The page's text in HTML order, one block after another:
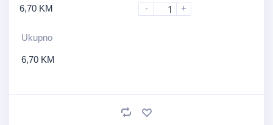
6,70 KM - +
Ukupno
6,70 KM